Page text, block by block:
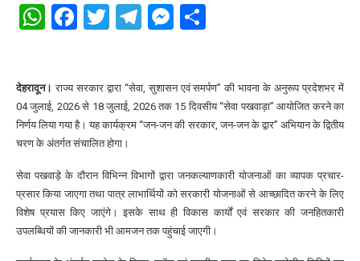
WhatsApp
Facebook
Twitter
Telegram
Messenger
देहरादून। राज्य सरकार द्वारा “सेवा, सुशासन एवं समर्पण” की भावना के अनुरूप प्रदेशभर में
04 जुलाई, 2026 से 18 जुलाई, 2026 तक 15 दिवसीय “सेवा पखवाड़ा” आयोजित करने का
निर्णय लिया गया है। यह कार्यक्रम “जन-जन की सरकार, जन-जन के द्वार” अभियान के द्वितीय
चरण के अंतर्गत संचालित होगा।
सेवा पखवाड़े के दौरान विभिन्न विभागों द्वारा जनकल्याणकारी योजनाओं का व्यापक प्रचार-
प्रसार किया जाएगा तथा पात्र लाभार्थियों को सरकारी योजनाओं से आच्छादित करने के लिए
विशेष प्रयास किए जाएंगे। इसके साथ ही विकास कार्यों एवं सरकार की जनहितकारी
उपलब्धियों की जानकारी भी आमजन तक पहुंचाई जाएगी।